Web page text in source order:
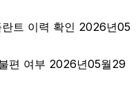
트 이력 확인 2026년05
편 여부 2026년05월29